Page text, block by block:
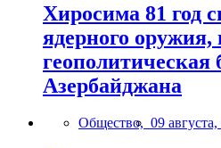
Хиросима 81 год
ядерного
геополитическая
Азербайджана
Общество, 09